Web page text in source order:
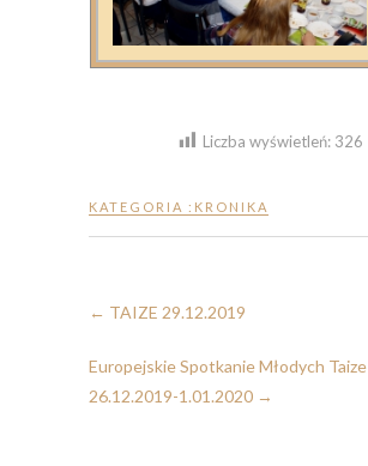
Liczba wyświetleń: 326
KATEGORIA : KRONIKA
← TAIZE 29.12.2019
Europejskie Spotkanie Młodych Taize
26.12.2019-1.01.2020 →